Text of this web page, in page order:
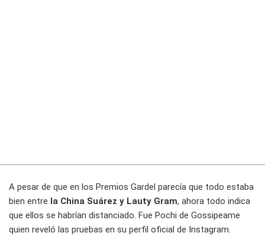
A pesar de que en los Premios Gardel parecía que todo estaba
bien entre la China Suárez y Lauty Gram, ahora todo indica
que ellos se habrían distanciado. Fue Pochi de Gossipeame
quien reveló las pruebas en su perfil oficial de Instagram.